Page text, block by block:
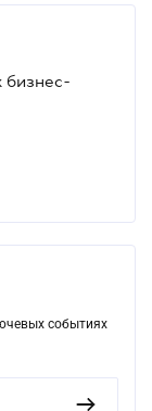
бизнес-
событиях